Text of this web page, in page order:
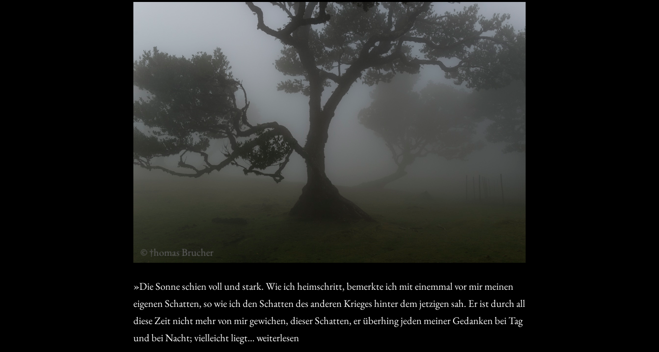
»Die Sonne schien voll und stark. Wie ich heimschritt, bemerkte ich mit einemmal vor mir meinen
eigenen Schatten, so wie ich den Schatten des anderen Krieges hinter dem jetzigen sah. Er ist durch all
diese Zeit nicht mehr von mir gewichen, dieser Schatten, er überhing jeden meiner Gedanken bei Tag
und bei Nacht; vielleicht liegt…Die
weiterlesen